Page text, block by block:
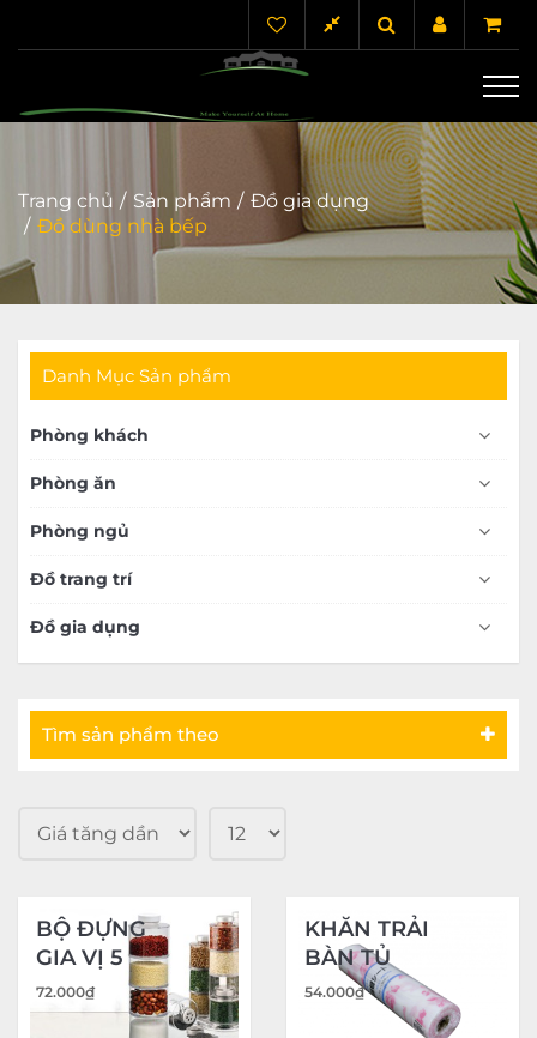
Trang chủ Sản phẩm
Đồ gia dụng
Đồ dùng nhà bếp
Danh Mục Sản phẩm
Phòng khách
Phòng ăn
Phòng ngủ
Đồ trang trí
Đồ gia dụng
Tìm sản phẩm theo
BỘ ĐỰNG
GIA VỊ 5
TẦNG
72.000₫
KHĂN TRẢI
BÀN TỦ
BẾP
54.000₫